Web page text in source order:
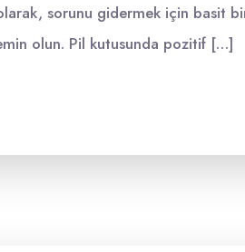
sorunu gidermek için basit
olun. Pil kutusunda pozitif […]